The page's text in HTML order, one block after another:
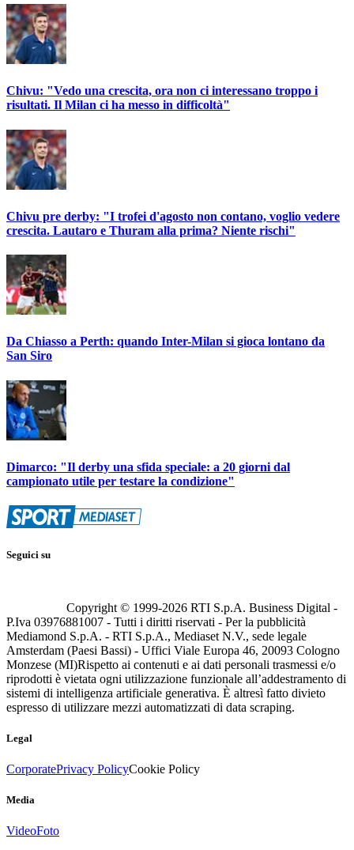
Chivu: "Vedo una crescita, ora non ci interessano troppo i
risultati. Il Milan ci ha messo in difficoltà"
Chivu pre derby: "I trofei d'agosto non contano, voglio vedere
crescita. Lautaro e Thuram alla prima? Niente rischi"
Da Chiasso a Perth: quando Inter-Milan si gioca lontano da
San Siro
Dimarco: "Il derby una sfida speciale: a 20 giorni dal
campionato utile per testare la condizione"
Seguici su
Copyright © 1999-2026 RTI S.p.A. Business Digital -
P.Iva 03976881007 - Tutti i diritti riservati - Per la pubblicità
Mediamond S.p.A. - RTI S.p.A., Mediaset N.V., sede legale
Amsterdam (Paesi Bassi) - Uffici Viale Europa 46, 20093 Cologno
Monzese (MI)Rispetto ai contenuti e ai dati personali trasmessi e/o
riprodotti è vietata ogni utilizzazione funzionale all’addestramento di
sistemi di intelligenza artificiale generativa. È altresì fatto divieto
espresso di utilizzare mezzi automatizzati di data scraping.
Legal
CorporatePrivacy PolicyCookie Policy
Media
VideoFoto